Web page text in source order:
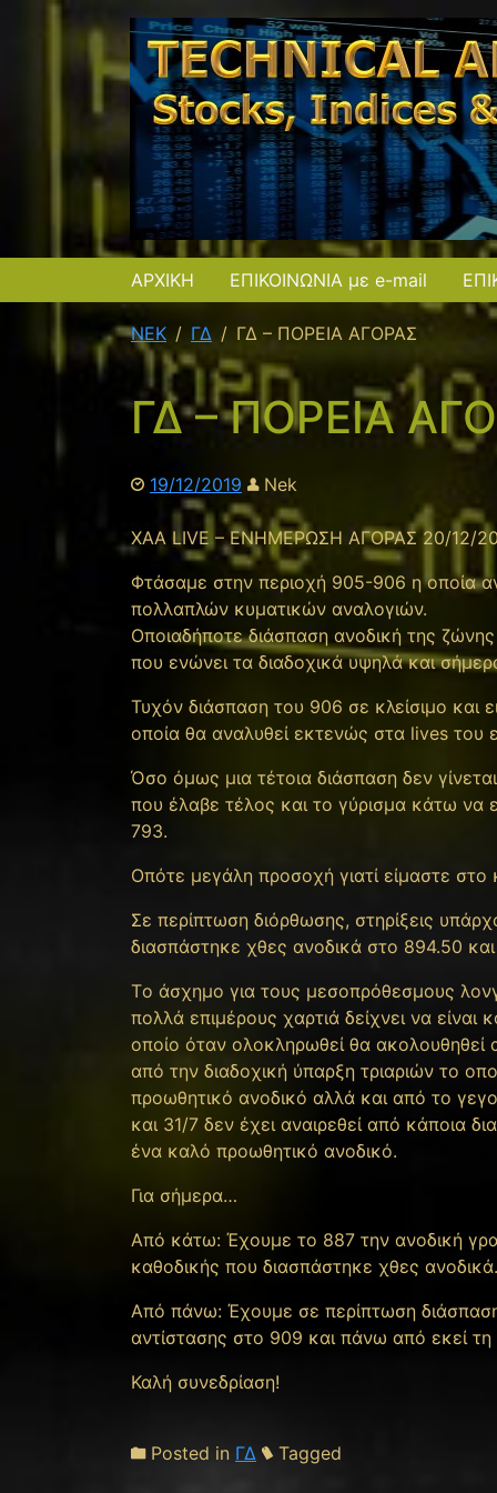
ΑΡΧΙΚΗ ΕΠΙΚΟΙΝΩΝΙΑ με e-mail
NEK ΓΔ ΓΔ – ΠΟΡΕΙΑ ΑΓΟΡΑΣ
ΓΔ – ΠΟΡΕΙΑ
19/12/2019 Nek
XAA LIVE – ΕΝΗΜΕΡΩΣΗ ΑΓΟΡΑΣ 20/12/
Φτάσαμε στην περιοχή 905-906 η οποία
πολλαπλών κυματικών αναλογιών.
Οποιαδήποτε διάσπαση ανοδική της
που ενώνει τα διαδοχικά υψηλά και
Τυχόν διάσπαση του 906 σε κλείσιμο και
οποία θα αναλυθεί εκτενώς στα lives του
Όσο όμως μια τέτοια διάσπαση δεν
που έλαβε τέλος και το γύρισμα κάτω να
793.
Οπότε μεγάλη προσοχή γιατί είμαστε στο
Σε περίπτωση διόρθωσης, στηρίξεις
διασπάστηκε χθες ανοδικά στο 894.50
Tο άσχημο για τους μεσοπρόθεσμους
πολλά επιμέρους χαρτιά δείχνει να
οποίο όταν ολοκληρωθεί θα ακολουθηθεί
από την διαδοχική ύπαρξη τριαριών το
προωθητικό ανοδικό αλλά και από το
και 31/7 δεν έχει αναιρεθεί από κάποια
ένα καλό προωθητικό ανοδικό.
Για σήμερα…
Από κάτω: Έχουμε το 887 την ανοδική
καθοδικής που διασπάστηκε χθες
Από πάνω: Έχουμε σε περίπτωση
αντίστασης στο 909 και πάνω από
Καλή συνεδρίαση!
Posted in ΓΔ Tagged